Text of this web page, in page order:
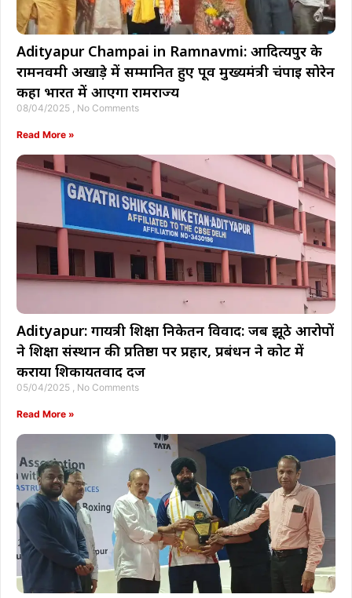
Adityapur Champai in Ramnavmi: आदित्यपुर के
रामनवमी अखाड़े में सम्मानित हुए पूर्व मुख्यमंत्री चंपाई सोरेन
कहा भारत में आएगा रामराज्य
08/04/2025 No Comments
Read More »
Adityapur: गायत्री शिक्षा निकेतन विवाद: जब झूठे आरोपों
ने शिक्षा संस्थान की प्रतिष्ठा पर प्रहार, प्रबंधन ने कोर्ट में
कराया शिकायतवाद दर्ज
05/04/2025 No Comments
Read More »